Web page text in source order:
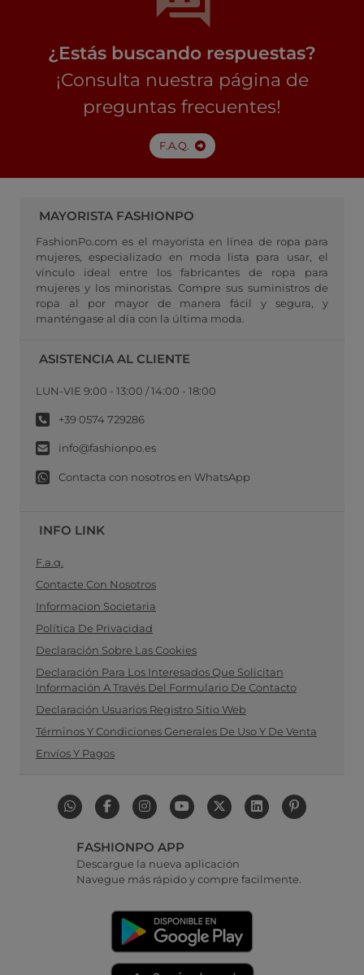
¿Estás buscando respuestas?
¡Consulta nuestra página de
preguntas frecuentes!
F.A.Q.
MAYORISTA FASHIONPO
FashionPo.com es el mayorista en línea de ropa para
mujeres, especializado en moda lista para usar, el
vínculo ideal entre los fabricantes de ropa para
mujeres y los minoristas. Compre sus suministros de
ropa al por mayor de manera fácil y segura, y
manténgase al día con la última moda.
ASISTENCIA AL CLIENTE
LUN-VIE 9:00 - 13:00 / 14:00 - 18:00
+39 0574 729286
info@fashionpo.es
Contacta con nosotros en WhatsApp
INFO LINK
F.a.q.
Contacte Con Nosotros
Informacion Societaria
Política De Privacidad
Declaración Sobre Las Cookies
Declaración Para Los Interesados Que Solicitan
Información A Través Del Formulario De Contacto
Declaración Usuarios Registro Sitio Web
Términos Y Condiciones Generales De Uso Y De Venta
Envíos Y Pagos
FASHIONPO APP
Descargue la nueva aplicación
Navegue más rápido y compre facilmente.